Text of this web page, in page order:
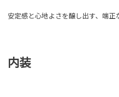
安定感と心地よさを醸し出す、端正
内装